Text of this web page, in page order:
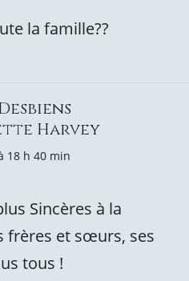
la famille??
Harvey
18 h 40 min
Sincères à la
frères et sœurs, ses
tous !